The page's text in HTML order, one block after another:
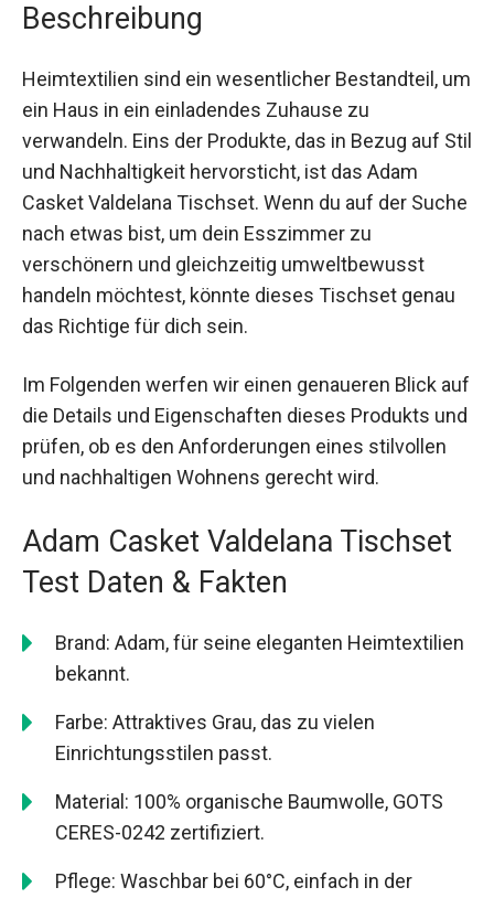
Beschreibung
Heimtextilien sind ein wesentlicher Bestandteil, um
ein Haus in ein einladendes Zuhause zu
verwandeln. Eins der Produkte, das in Bezug auf Stil
und Nachhaltigkeit hervorsticht, ist das Adam
Casket Valdelana Tischset. Wenn du auf der Suche
nach etwas bist, um dein Esszimmer zu
verschönern und gleichzeitig umweltbewusst
handeln möchtest, könnte dieses Tischset genau
das Richtige für dich sein.
Im Folgenden werfen wir einen genaueren Blick auf
die Details und Eigenschaften dieses Produkts und
prüfen, ob es den Anforderungen eines stilvollen
und nachhaltigen Wohnens gerecht wird.
Adam Casket Valdelana Tischset
Test Daten & Fakten
Brand: Adam, für seine eleganten Heimtextilien
bekannt.
Farbe: Attraktives Grau, das zu vielen
Einrichtungsstilen passt.
Material: 100% organische Baumwolle, GOTS
CERES-0242 zertifiziert.
Pflege: Waschbar bei 60°C, einfach in der